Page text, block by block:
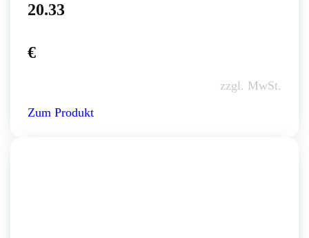
20.33
€
zzgl. MwSt.
Zum Produkt